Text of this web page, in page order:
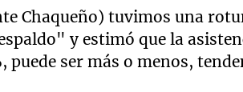
Chaqueño) tuvimos una
y estimó que la
ser más o menos,